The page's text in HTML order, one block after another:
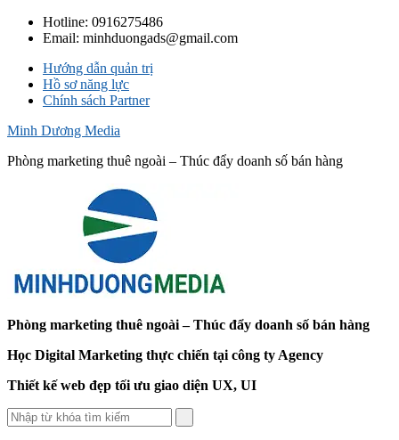
Hotline: 0916275486
Email: minhduongads@gmail.com
Hướng dẫn quản trị
Hồ sơ năng lực
Chính sách Partner
Minh Dương Media
Phòng marketing thuê ngoài – Thúc đẩy doanh số bán hàng
Phòng marketing thuê ngoài – Thúc đẩy doanh số bán hàng
Học Digital Marketing thực chiến tại công ty Agency
Thiết kế web đẹp tối ưu giao diện UX, UI